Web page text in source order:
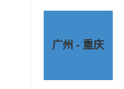
广州 - 重庆